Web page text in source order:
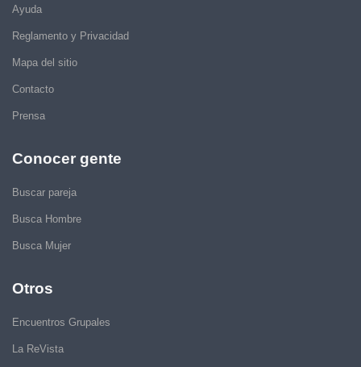
Ayuda
Reglamento y Privacidad
Mapa del sitio
Contacto
Prensa
Conocer gente
Buscar pareja
Busca Hombre
Busca Mujer
Otros
Encuentros Grupales
La ReVista